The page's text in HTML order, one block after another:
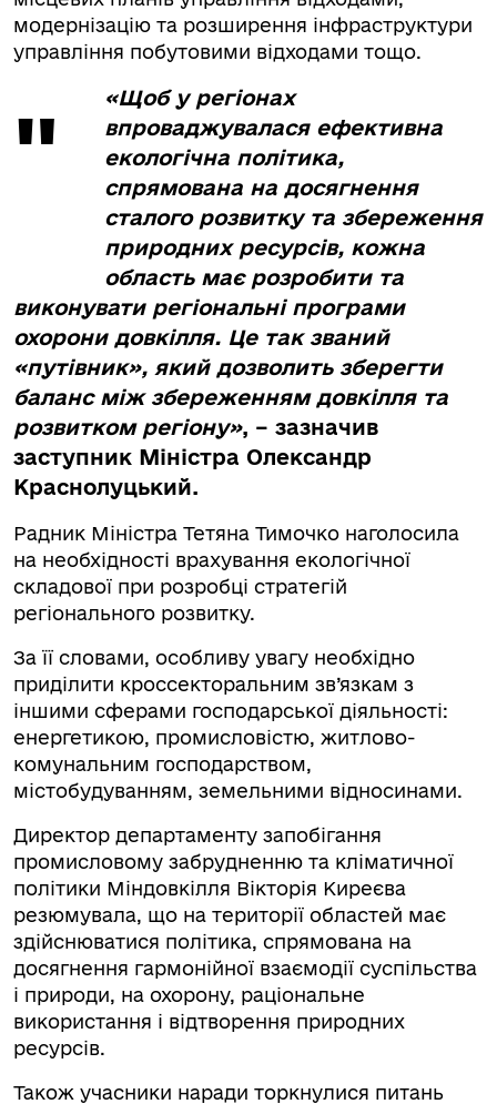
модернізацію та розширення інфраструктури
управління побутовими відходами тощо.
«Щоб у регіонах
впроваджувалася ефективна
екологічна політика,
спрямована на досягнення
сталого розвитку та збереження
природних ресурсів, кожна
область має розробити та
виконувати регіональні програми
охорони довкілля. Це так званий
«путівник», який дозволить зберегти
баланс між збереженням довкілля та
розвитком регіону», – зазначив
заступник Міністра Олександр
Краснолуцький.
Радник Міністра Тетяна Тимочко наголосила
на необхідності врахування екологічної
складової при розробці стратегій
регіонального розвитку.
За її словами, особливу увагу необхідно
приділити кроссекторальним зв’язкам з
іншими сферами господарської діяльності:
енергетикою, промисловістю, житлово-
комунальним господарством,
містобудуванням, земельними відносинами.
Директор департаменту запобігання
промисловому забрудненню та кліматичної
політики Міндовкілля Вікторія Киреєва
резюмувала, що на території областей має
здійснюватися політика, спрямована на
досягнення гармонійної взаємодії суспільства
і природи, на охорону, раціональне
використання і відтворення природних
ресурсів.
Також учасники наради торкнулися питань